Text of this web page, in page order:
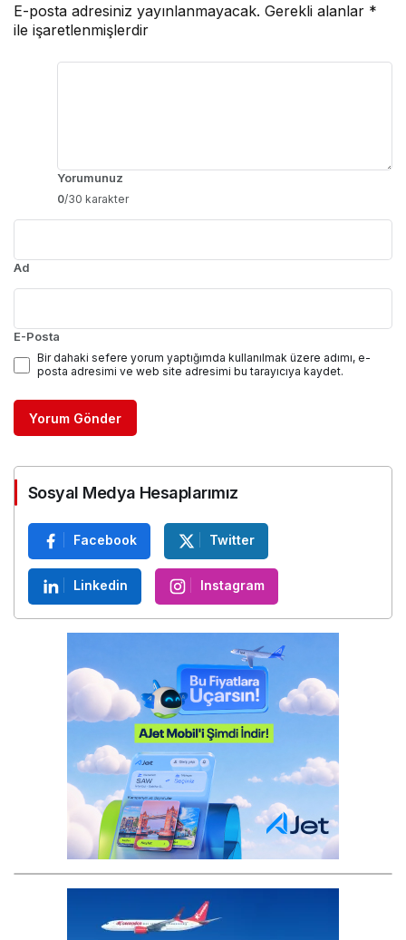
E-posta adresiniz yayınlanmayacak. Gerekli alanlar *
ile işaretlenmişlerdir
Yorumunuz
0/30 karakter
Ad
E-Posta
Bir dahaki sefere yorum yaptığımda kullanılmak üzere adımı, e-
posta adresimi ve web site adresimi bu tarayıcıya kaydet.
Yorum Gönder
Sosyal Medya Hesaplarımız
Facebook Twitter
Linkedin Instagram